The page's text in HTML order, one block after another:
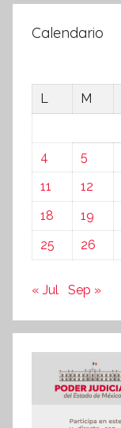
Calendario
L
M
4
5
11
12
18
19
25
26
« Jul Sep »